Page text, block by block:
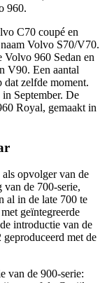
960.
C70 coupé en
Volvo S70/V70.
Volvo 960 Sedan en
V90. Een aantal
zelfde moment.
September. De
Royal, gemaakt in
opvolger van de
de 700-serie,
al in de late 700 te
geïntegreerde
introductie van de
met de
van de 900-serie: